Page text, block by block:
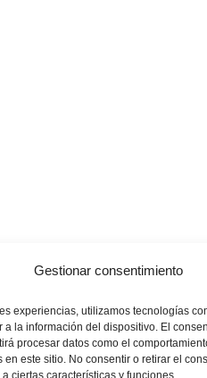
Gestionar consentimiento
experiencias, utilizamos tecnologías
a la información del dispositivo. El
procesar datos como el
este sitio. No consentir o retirar el
ciertas características y funciones.